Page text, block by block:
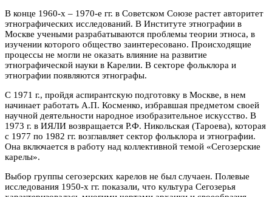
В конце 1960-х – 1970-е гг. в Советском Союзе растет авторитет
этнографических исследований. В Институте этнографии в
Москве учеными разрабатываются проблемы теории этноса, в
изучении которого общество заинтересовано. Происходящие
процессы не могли не оказать влияние на развитие
этнографической науки в Карелии. В секторе фольклора и
этнографии появляются этнографы.
С 1971 г., пройдя аспирантскую подготовку в Москве, в нем
начинает работать А.П. Косменко, избравшая предметом своей
научной деятельности народное изобразительное искусство. В
1973 г. в ИЯЛИ возвращается Р.Ф. Никольская (Тароева), которая
с 1977 по 1982 гг. возглавляет сектор фольклора и этнографии.
Она включается в работу над коллективной темой «Сегозерские
карелы».
Выбор группы сегозерских карелов не был случаен. Полевые
исследования 1950-х гг. показали, что культура Сегозерья